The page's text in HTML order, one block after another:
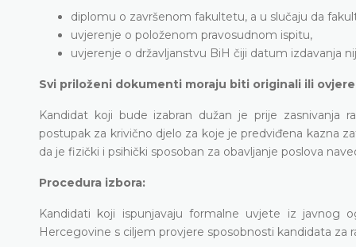
diplomu o završenom fakultetu, a u slučaju da
uvjerenje o položenom pravosudnom ispitu,
uvjerenje o državljanstvu BiH čiji datum izdavanja
Svi priloženi dokumenti moraju biti originali ili
Kandidat koji bude izabran dužan je prije zasnivanja
postupak za krivično djelo za koje je predviđena kazna
da je fizički i psihički sposoban za obavljanje poslova
Procedura izbora:
Kandidati koji ispunjavaju formalne uvjete iz
Hercegovine s ciljem provjere sposobnosti kandidata